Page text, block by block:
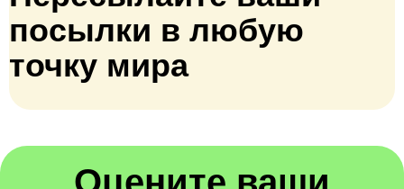
посылки в любую
точку мира